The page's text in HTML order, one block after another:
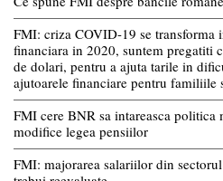
FMI: criza COVID-19 se transforma
financiara in 2020, suntem pregatiti
de dolari, pentru a ajuta tarile in
ajutoarele financiare pentru familiile
FMI cere BNR sa intareasca politica
modifice legea pensiilor
FMI: majorarea salariilor din